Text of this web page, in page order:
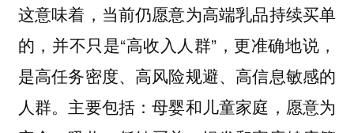
这意味着，当前仍愿意为高端乳品持续买单
的，并不只是“高收入人群”，更准确地说，
是高任务密度、高风险规避、高信息敏感的
人群。主要包括：母婴和儿童家庭，愿意为